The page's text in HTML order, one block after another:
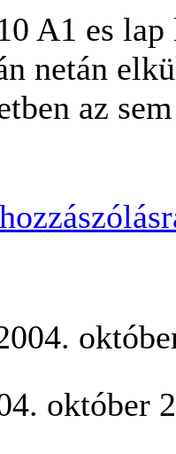
A1 es
netán
az
október